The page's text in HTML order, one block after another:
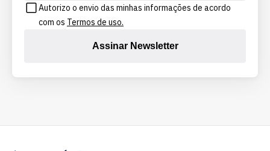
Autorizo o envio das minhas informações de acordo
com os Termos de uso.
Assinar Newsletter